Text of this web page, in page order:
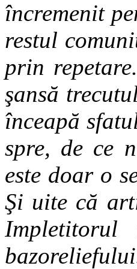
încremenit
restul
prin
şansă
înceapă
spre, de ce
este doar o
Şi uite că